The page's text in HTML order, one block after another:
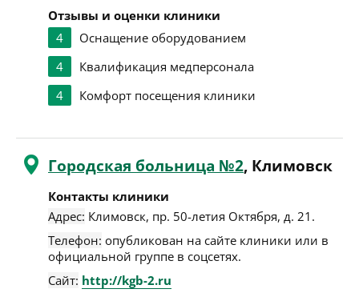
Отзывы и оценки клиники
4
Оснащение оборудованием
4
Квалификация медперсонала
4
Комфорт посещения клиники
Городская больница №2, Климовск
Контакты клиники
Адрес: Климовск, пр. 50-летия Октября, д. 21 .
Телефон: опубликован на сайте клиники или в
официальной группе в соцсетях.
Сайт: http://kgb-2.ru